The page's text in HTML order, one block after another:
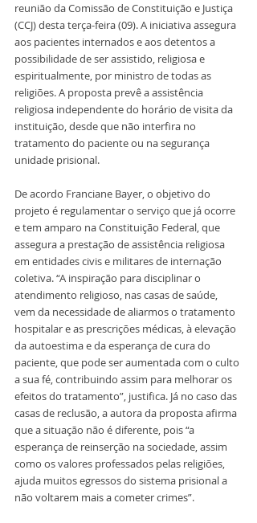
reunião da Comissão de Constituição e Justiça
(CCJ) desta terça-feira (09). A iniciativa assegura
aos pacientes internados e aos detentos a
possibilidade de ser assistido, religiosa e
espiritualmente, por ministro de todas as
religiões. A proposta prevê a assistência
religiosa independente do horário de visita da
instituição, desde que não interfira no
tratamento do paciente ou na segurança
unidade prisional.
De acordo Franciane Bayer, o objetivo do
projeto é regulamentar o serviço que já ocorre
e tem amparo na Constituição Federal, que
assegura a prestação de assistência religiosa
em entidades civis e militares de internação
coletiva. “A inspiração para disciplinar o
atendimento religioso, nas casas de saúde,
vem da necessidade de aliarmos o tratamento
hospitalar e as prescrições médicas, à elevação
da autoestima e da esperança de cura do
paciente, que pode ser aumentada com o culto
a sua fé, contribuindo assim para melhorar os
efeitos do tratamento”, justifica. Já no caso das
casas de reclusão, a autora da proposta afirma
que a situação não é diferente, pois “a
esperança de reinserção na sociedade, assim
como os valores professados pelas religiões,
ajuda muitos egressos do sistema prisional a
não voltarem mais a cometer crimes”.